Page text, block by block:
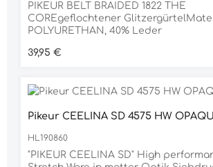
Touch.Produktbeschreibung:-
Strickstoff, der schnell trocknet-
4-Wege-Stretch für
PIKEUR BELT BRAIDED 1822 THE
COREgeflochtener
POLYURETHAN, 40% Leder
Regulärer Preis:
39,95 €
Pikeur CEELINA SD 4575 HW
HL190860
"PIKEUR CEELINA SD" High performance 4-way